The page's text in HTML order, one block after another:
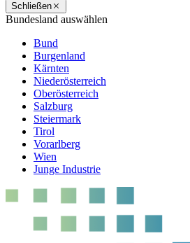
Schließen
Bundesland auswählen
Bund
Burgenland
Kärnten
Niederösterreich
Oberösterreich
Salzburg
Steiermark
Tirol
Vorarlberg
Wien
Junge Industrie